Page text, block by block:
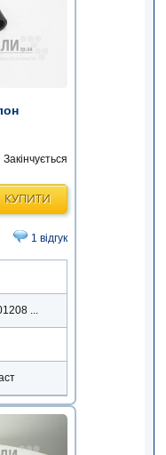
Закінчується
КУПИТИ
1 відгук
...